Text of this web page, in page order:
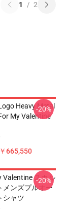
1 / 2
Heavy Metal
My Valentine
665,550
-20%
Valentine スカル
メンズプルオー
シャツ
-20%